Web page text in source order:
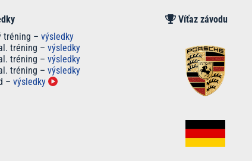
tréning – výsledky
tréning – výsledky
tréning – výsledky
tréning – výsledky
– výsledky
Víťaz závodu